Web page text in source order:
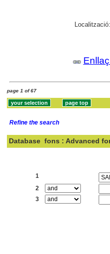
Localització:
page 1 of 67
Refine the search
Database fons : Advanced
1
2
3